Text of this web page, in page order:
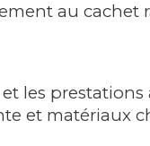
au cachet
les prestations
et matériaux